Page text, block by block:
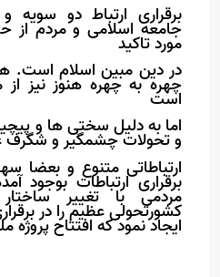
برقراری ارتباط دو سویه
جامعه اسلامی و مردم از
مورد تاکید
در دین مبین اسلام است. هر
چهره به چهره هنوز نیز از
است
اما به دلیل سختی ها و
و تحولات چشمگیر و شگرف
ارتباطاتی متنوع و بعضا
برقراری ارتباطات بوجود
مردمی با تغییر
کشورتحولی عظیم را در
ایجاد نمود که افتتاح